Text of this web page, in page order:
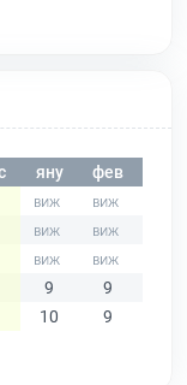
яну фев
9 9
10 9